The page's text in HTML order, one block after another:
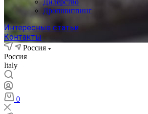
Дилерство
Дропшиппинг
Интересные статьи
Контакты
Россия
Россия
Italy
0